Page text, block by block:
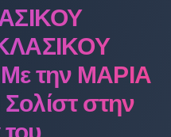
την ΜΑΡΙΑ
στην